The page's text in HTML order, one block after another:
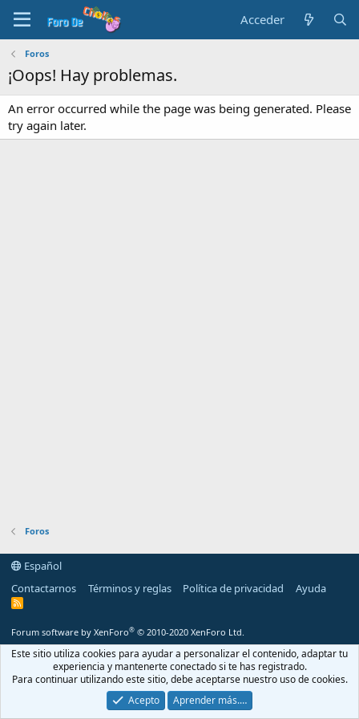
Acceder
Foros
¡Oops! Hay problemas.
An error occurred while the page was being generated. Please
try again later.
Foros
Español
Contactarnos
Términos y reglas Política de privacidad Ayuda
R
Forum software by XenForo® © 2010-2020 XenForo Ltd.
Este sitio utiliza cookies para ayudar a personalizar el contenido, adaptar tu
experiencia y mantenerte conectado si te has registrado.
Para continuar utilizando este sitio, debe aceptarse nuestro uso de cookies.
Acepto
Aprender más.…